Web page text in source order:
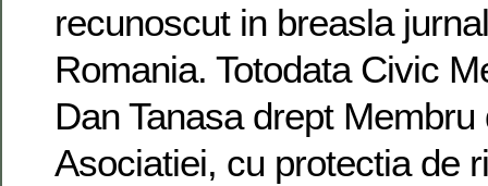
recunoscut in breasla
Romania. Totodata Civic
Dan Tanasa drept
Asociatiei, cu protectia de